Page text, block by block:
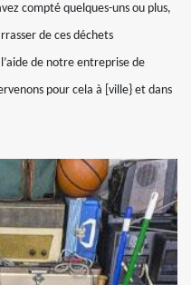
compté quelques-uns ou plus,
de ces déchets
de notre entreprise de
pour cela à [ville} et dans